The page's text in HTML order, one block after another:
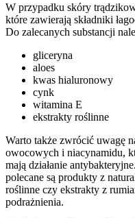
W przypadku skóry
które zawierają składniki
Do zalecanych substancji
gliceryna
aloes
kwas hialuronowy
cynk
witamina E
ekstrakty roślinne
Warto także zwrócić uwagę
owocowych i niacynamidu,
mają działanie
polecane są produkty z
roślinne czy ekstrakty z
podrażnienia.